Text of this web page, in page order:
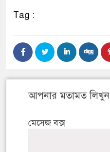
Tag :
আপনার মতামত লিখুন
মেসেজ বক্স